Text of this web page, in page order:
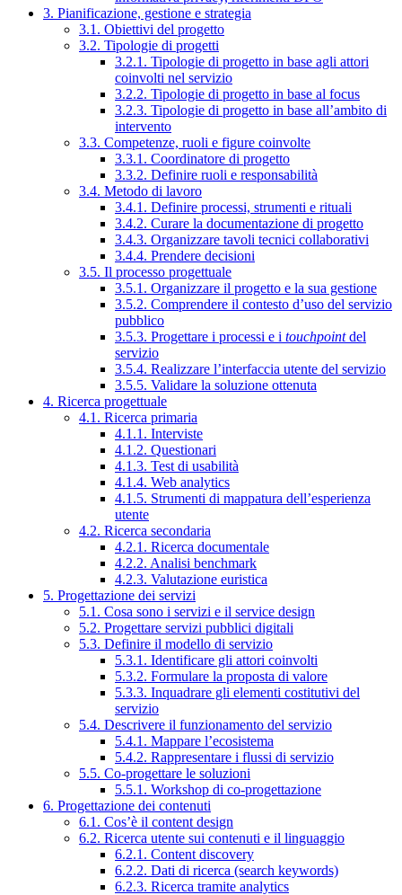
3. Pianificazione, gestione e strategia
3.1. Obiettivi del progetto
3.2. Tipologie di progetti
3.2.1. Tipologie di progetto in base agli attori
coinvolti nel servizio
3.2.2. Tipologie di progetto in base al focus
3.2.3. Tipologie di progetto in base all’ambito di
intervento
3.3. Competenze, ruoli e figure coinvolte
3.3.1. Coordinatore di progetto
3.3.2. Definire ruoli e responsabilità
3.4. Metodo di lavoro
3.4.1. Definire processi, strumenti e rituali
3.4.2. Curare la documentazione di progetto
3.4.3. Organizzare tavoli tecnici collaborativi
3.4.4. Prendere decisioni
3.5. Il processo progettuale
3.5.1. Organizzare il progetto e la sua gestione
3.5.2. Comprendere il contesto d’uso del servizio
pubblico
3.5.3. Progettare i processi e i touchpointdel
servizio
3.5.4. Realizzare l’interfaccia utente del servizio
3.5.5. Validare la soluzione ottenuta
4. Ricerca progettuale
4.1. Ricerca primaria
4.1.1. Interviste
4.1.2. Questionari
4.1.3. Test di usabilità
4.1.4. Web analytics
4.1.5. Strumenti di mappatura dell’esperienza
utente
4.2. Ricerca secondaria
4.2.1. Ricerca documentale
4.2.2. Analisi benchmark
4.2.3. Valutazione euristica
5. Progettazione dei servizi
5.1. Cosa sono i servizi e il service design
5.2. Progettare servizi pubblici digitali
5.3. Definire il modello di servizio
5.3.1. Identificare gli attori coinvolti
5.3.2. Formulare la proposta di valore
5.3.3. Inquadrare gli elementi costitutivi del
servizio
5.4. Descrivere il funzionamento del servizio
5.4.1. Mappare l’ecosistema
5.4.2. Rappresentare i flussi di servizio
5.5. Co-progettare le soluzioni
5.5.1. Workshop di co-progettazione
6. Progettazione dei contenuti
6.1. Cos’è il content design
6.2. Ricerca utente sui contenuti e il linguaggio
6.2.1. Content discovery
6.2.2. Dati di ricerca (search keywords)
6.2.3. Ricerca tramite analytics